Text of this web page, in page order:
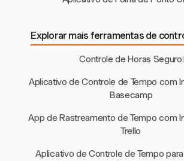
Explorar mais ferramentas de
Controle de Horas Seguro
Aplicativo de Controle de Tempo com
Basecamp
App de Rastreamento de Tempo com
Trello
Aplicativo de Controle de Tempo